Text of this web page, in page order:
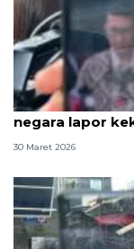
Jelang tenggat,
negara lapor
30 Maret 2026